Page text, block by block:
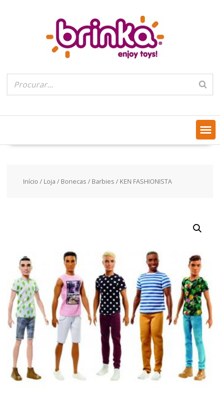
Início / Loja / Bonecas / Barbies / KEN FASHIONISTA